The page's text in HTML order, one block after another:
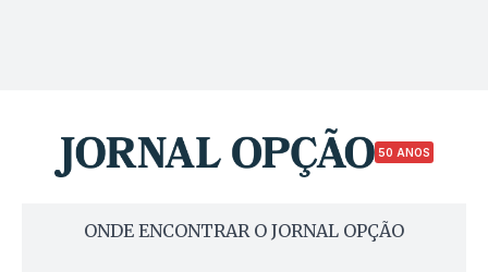
50 ANOS
ONDE ENCONTRAR O JORNAL OPÇÃO